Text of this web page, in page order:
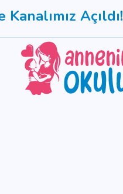
Kanalımız Açıldı!